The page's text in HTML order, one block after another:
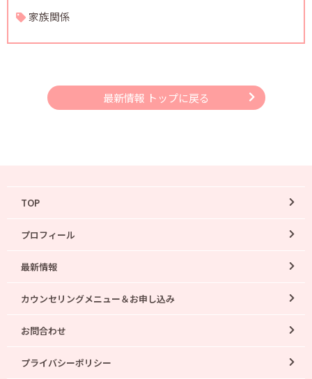
家族関係
最新情報 トップに戻る
TOP
プロフィール
最新情報
カウンセリングメニュー＆お申し込み
お問合わせ
プライバシーポリシー